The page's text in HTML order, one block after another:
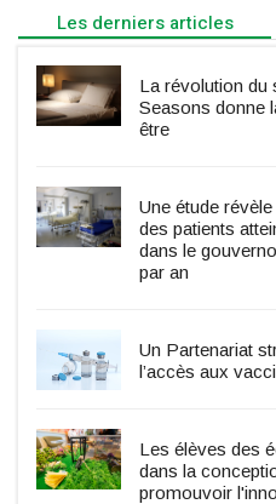
Les derniers articles
La révolution du
Seasons donne
être
Une étude
des patients
dans le
par an
Un Partenariat
l’accès aux
Les élèves des
dans la
promouvoir